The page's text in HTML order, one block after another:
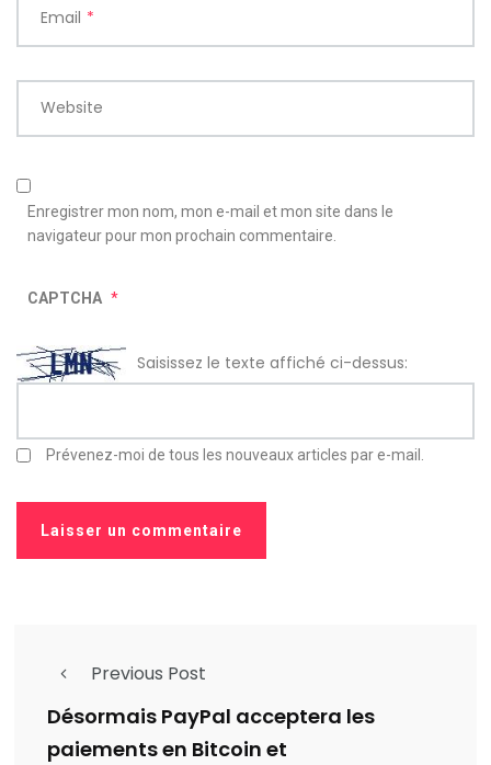
Email *
Website
Enregistrer mon nom, mon e-mail et mon site dans le
navigateur pour mon prochain commentaire.
CAPTCHA *
Saisissez le texte affiché ci-dessus:
Prévenez-moi de tous les nouveaux articles par e-mail.
Previous Post
Désormais PayPal acceptera les
paiements en Bitcoin et